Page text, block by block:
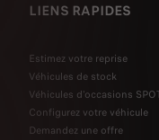
LIENS RAPIDES
Estimez votre reprise
Véhicules de stock
Véhicules d'occasions
Configurez votre véhicule
Demandez une offre